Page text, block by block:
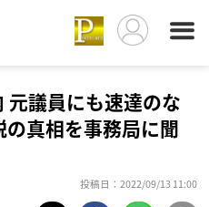
元議員にも速達のな
真相を事務局に聞
投稿日：2022/09/13 11:00